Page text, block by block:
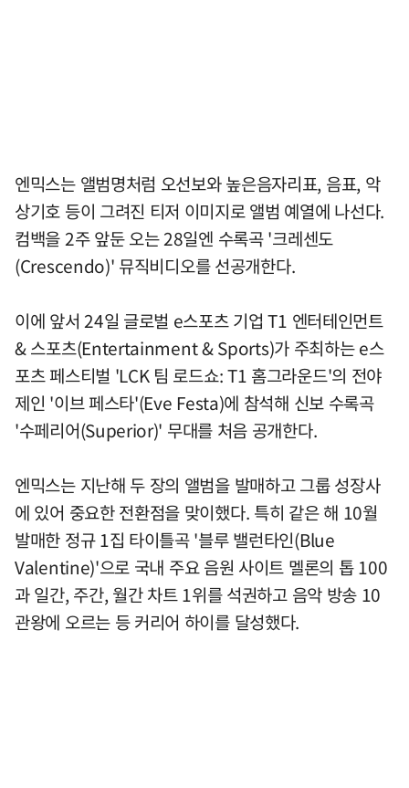
엔믹스는 앨범명처럼 오선보와 높은음자리표, 음표, 악
상기호 등이 그려진 티저 이미지로 앨범 예열에 나선다.
컴백을 2주 앞둔 오는 28일엔 수록곡 '크레센도
(Crescendo)' 뮤직비디오를 선공개한다.
이에 앞서 24일 글로벌 e스포츠 기업 T1 엔터테인먼트
& 스포츠(Entertainment & Sports)가 주최하는 e스
포츠 페스티벌 'LCK 팀 로드쇼: T1 홈그라운드'의 전야
제인 '이브 페스타'(Eve Festa)에 참석해 신보 수록곡
'수페리어(Superior)' 무대를 처음 공개한다.
엔믹스는 지난해 두 장의 앨범을 발매하고 그룹 성장사
에 있어 중요한 전환점을 맞이했다. 특히 같은 해 10월
발매한 정규 1집 타이틀곡 '블루 밸런타인(Blue
Valentine)'으로 국내 주요 음원 사이트 멜론의 톱 100
과 일간, 주간, 월간 차트 1위를 석권하고 음악 방송 10
관왕에 오르는 등 커리어 하이를 달성했다.